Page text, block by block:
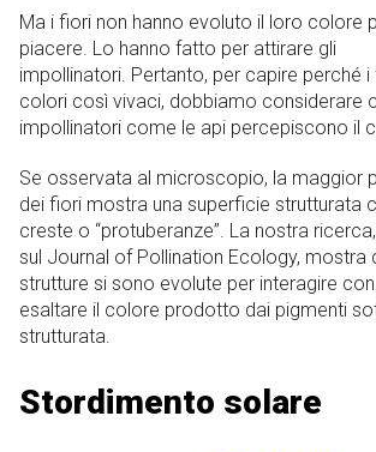
Ma i fiori non hanno evoluto il loro colore
piacere. Lo hanno fatto per attirare gli
impollinatori. Pertanto, per capire perché
colori così vivaci, dobbiamo considerare
impollinatori come le api percepiscono il
Se osservata al microscopio, la maggior
dei fiori mostra una superficie strutturata
creste o “protuberanze”. La nostra
sul Journal of Pollination Ecology, mostra
strutture si sono evolute per interagire
esaltare il colore prodotto dai pigmenti
strutturata.
Stordimento solare